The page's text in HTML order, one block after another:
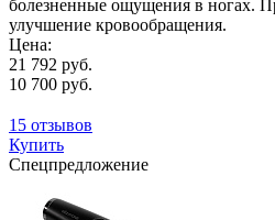
болезненные ощущения в ногах.
улучшение кровообращения.
Цена:
21 792 руб.
10 700 руб.
15 отзывов
Купить
Спецпредложение